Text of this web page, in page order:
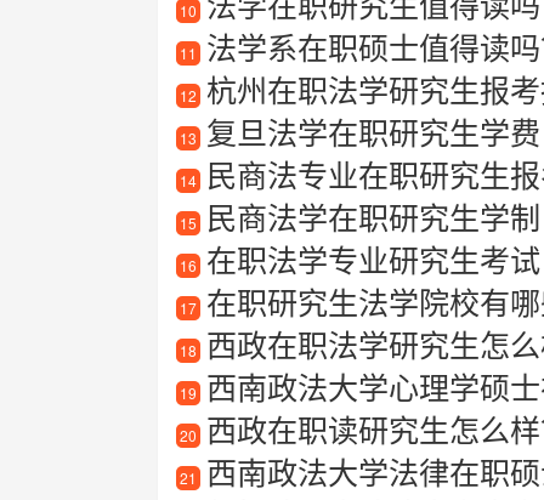
10
11 法学系在职硕士值得读吗？在
12 杭州在职法学研究生报考指
13 复旦法学在职研究生学费
14 民商法专业在职研究生
15 民商法学在职研究生学制
16 在职法学专业研究生考试
17 在职研究生法学院校有
18 西政在职法学研究生怎
19 西南政法大学心理学硕
20 西政在职读研究生怎么
21 西南政法大学法律在职